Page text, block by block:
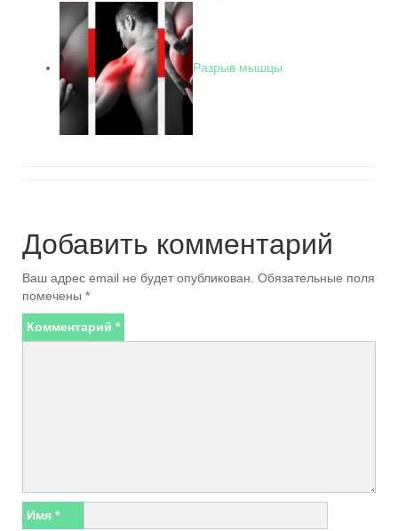
Разрыв мышцы
Добавить комментарий
Ваш адрес email не будет опубликован. Обязательные поля
помечены *
Комментарий *
Имя *